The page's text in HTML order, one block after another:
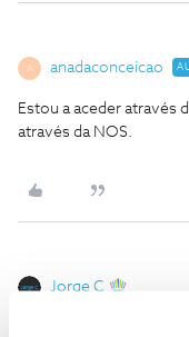
A anadaconceicao
Estou a aceder através
através da NOS.
Jorge C
Estou a aceder através